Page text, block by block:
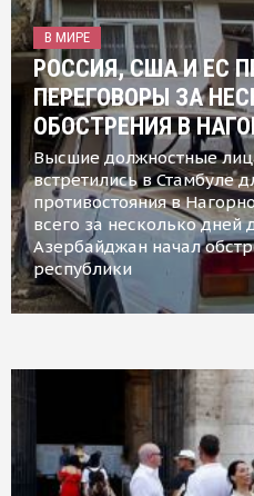
В МИРЕ
РОССИЯ, США И ЕС
ПЕРЕГОВОРЫ ЗА
ОБОСТРЕНИЯ В
Высшие должностные
встретились в Стамбуле
противостояния в
всего за несколько дней
Азербайджан начал
республики